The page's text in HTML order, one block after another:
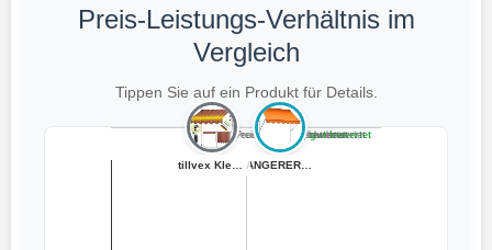
Preis-Leistungs-Verhältnis im
Vergleich
Tippen Sie auf ein Produkt für Details.
Teuer, gut bewertet
Teuer, schlecht bewertet
Preiswert, gut bewertet
Preiswert, schlecht bewertet
ANGERER Klemmma...